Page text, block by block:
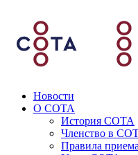
Новости
О СОТА
История СОТА
Членство в
Правила